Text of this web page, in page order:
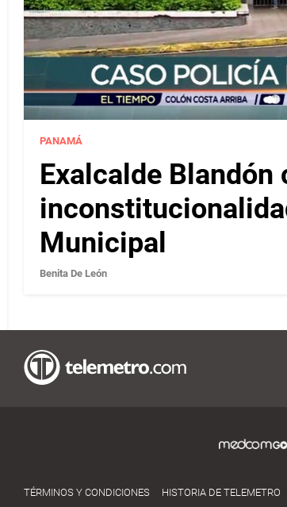
PANAMÁ
Exalcalde
Municipal
Benita De León
TÉRMINOS Y CONDICIONES HISTORIA DE TELEMETRO